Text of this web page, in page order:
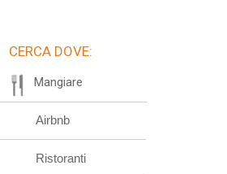
CERCA DOVE:
Mangiare
Airbnb
Ristoranti